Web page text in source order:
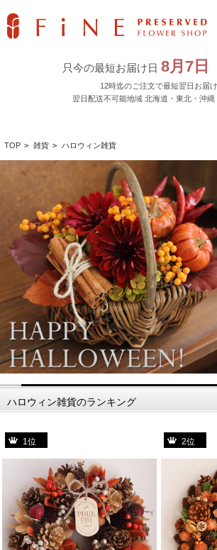
TOP > 雑貨 > ハロウィン雑貨
ハロウィン雑貨のランキング
1位 2位